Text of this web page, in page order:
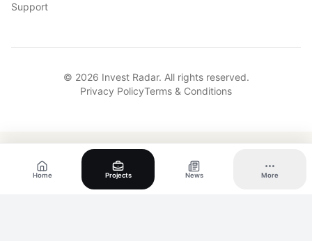
Support
© 2026 Invest Radar. All rights reserved.
Privacy PolicyTerms & Conditions
Home Projects News More